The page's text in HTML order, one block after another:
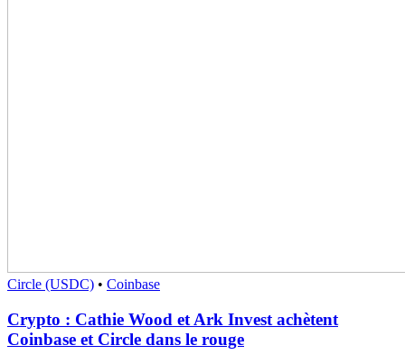
Circle (USDC) • Coinbase
Crypto : Cathie Wood et Ark Invest achètent
Coinbase et Circle dans le rouge